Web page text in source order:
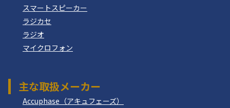
スマートスピーカー
ラジカセ
ラジオ
マイクロフォン
主な取扱メーカー
Accuphase（アキュフェーズ）